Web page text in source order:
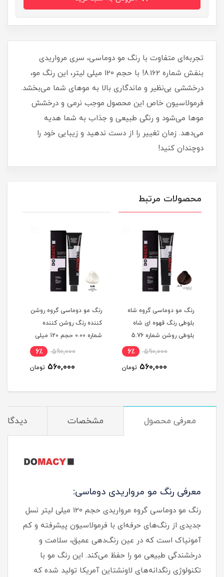
تجربه‌ای متفاوت با رنگ مو دوماسی، سری مرواریدی
بنفش شماره 8.162! با حجم 120 میلی‌ لیتر، این رنگ مو،
درخششی بی‌نظیر و ماندگاری بالا به موهای شما می‌بخشد.
فرمولاسیون خاص این محصول موجب نرمی و درخشش
موها می‌شود و رنگی طبیعی و جذاب به شما هدیه
می‌دهد. زمان تغییر را از دست ندهید و زیبایی خود را
دوچندان کنید!
محصولات مرتبط
رنگ مو دوماسی گروه شاه
بلوطی رنگ قهوه ای شاه
بلوطی روشن شماره 5.76
590,000 6٪
560,000 تومان
رنگ مو دوماسی گروه روشن
کننده رنگ روشن کننده
شماره 0.00 حجم 120 میلی
590,000 6٪
560,000 تومان
معرفی محصول مشخصات
معرفی رنگ مو مرواریدی دوماسی:
رنگ مو دوماسی گروه مرواریدی حجم 120 میلی‌ لیتر نسل
جدیدی از رنگ‌های حرفه‌ای با فرمولاسیون پیشرفته و کم‌
آمونیاک است که در عین رنگ‌دهی عمیق، سلامت و
درخشندگی طبیعی مو را حفظ می‌کند. این رنگ مو با
تکنولوژی رنگدانه‌های لاونشتاین آمریکا تولید شده که